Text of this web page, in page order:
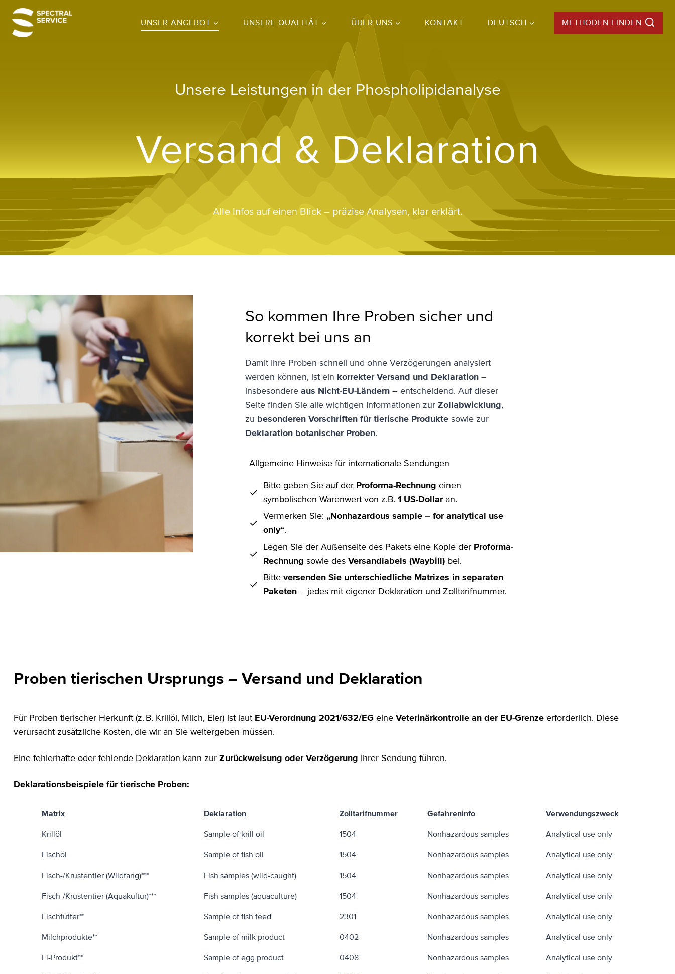
Inhalt
springen
UNSER ANGEBOT UNSERE QUALITÄT ÜBER UNS KONTAKT DEUTSCH METHODEN FINDEN
Unsere Leistungen in der Phospholipidanalyse
Versand & Deklaration
Alle Infos auf einen Blick – präzise Analysen, klar erklärt.
So kommen Ihre Proben sicher und
korrekt bei uns an
Damit Ihre Proben schnell und ohne Verzögerungen analysiert
werden können, ist ein korrekter Versand und Deklaration –
insbesondere aus Nicht-EU-Ländern – entscheidend. Auf dieser
Seite finden Sie alle wichtigen Informationen zur Zollabwicklung,
zu besonderen Vorschriften für tierische Produkte sowie zur
Deklaration botanischer Proben.
Allgemeine Hinweise für internationale Sendungen
Bitte geben Sie auf der Proforma-Rechnung einen
symbolischen Warenwert von z.B. 1 US-Dollaran.
Vermerken Sie: „Nonhazardous sample – for analytical use
only“.
Legen Sie der Außenseite des Pakets eine Kopie der Proforma-
Rechnung sowie des Versandlabels (Waybill) bei.
Bitte versenden Sie unterschiedliche Matrizes in separaten
Paketen – jedes mit eigener Deklaration und Zolltarifnummer.
Proben tierischen Ursprungs – Versand und Deklaration
Für Proben tierischer Herkunft (z. B. Krillöl, Milch, Eier) ist laut EU-Verordnung 2021/632/EG eine Veterinärkontrolle an der EU-Grenze erforderlich. Diese
verursacht zusätzliche Kosten, die wir an Sie weitergeben müssen.
Eine fehlerhafte oder fehlende Deklaration kann zur Zurückweisung oder Verzögerung Ihrer Sendung führen.
Deklarationsbeispiele für tierische Proben:
Matrix Deklaration Zolltarifnummer Gefahreninfo Verwendungszweck
Krillöl Sample of krill oil 1504 Nonhazardous samples Analytical use only
Fischöl Sample of fish oil 1504 Nonhazardous samples Analytical use only
Fisch-/Krustentier (Wildfang)*** Fish samples (wild-caught) 1504 Nonhazardous samples Analytical use only
Fisch-/Krustentier (Aquakultur)*** Fish samples (aquaculture) 1504 Nonhazardous samples Analytical use only
Fischfutter** Sample of fish feed 2301 Nonhazardous samples Analytical use only
Milchprodukte** Sample of milk product 0402 Nonhazardous samples Analytical use only
Ei-Produkt** Sample of egg product 0408 Nonhazardous samples Analytical use only